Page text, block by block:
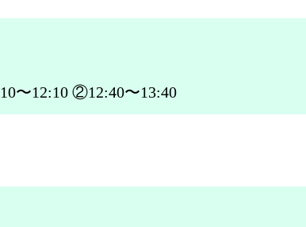
〜12:10 ②12:40〜13:40